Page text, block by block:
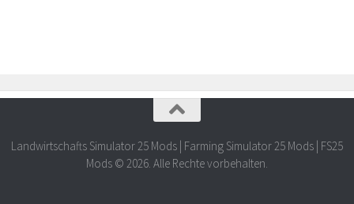
Landwirtschafts Simulator 25 Mods | Farming Simulator 25 Mods | FS25
Mods © 2026. Alle Rechte vorbehalten.